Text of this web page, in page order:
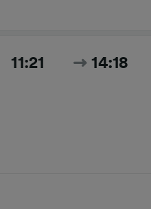
11:21 14:18